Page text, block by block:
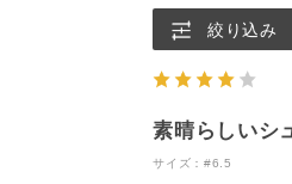
絞り込み
素晴らしいシ
サイズ：#6.5